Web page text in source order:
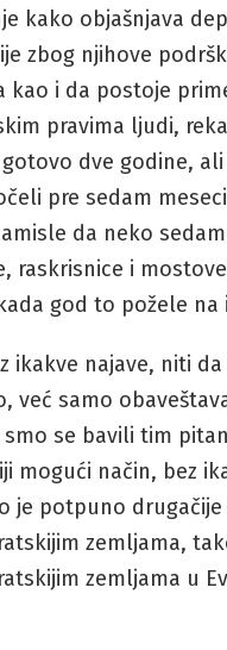
kako objašnjava
zbog njihove
kao i da postoje
pravima ljudi,
dve godine,
pre sedam
da neko
raskrisnice i
god to požele na
ikakve najave, niti
već samo
smo se bavili tim
mogući način, bez
je potpuno
zemljama,
zemljama u